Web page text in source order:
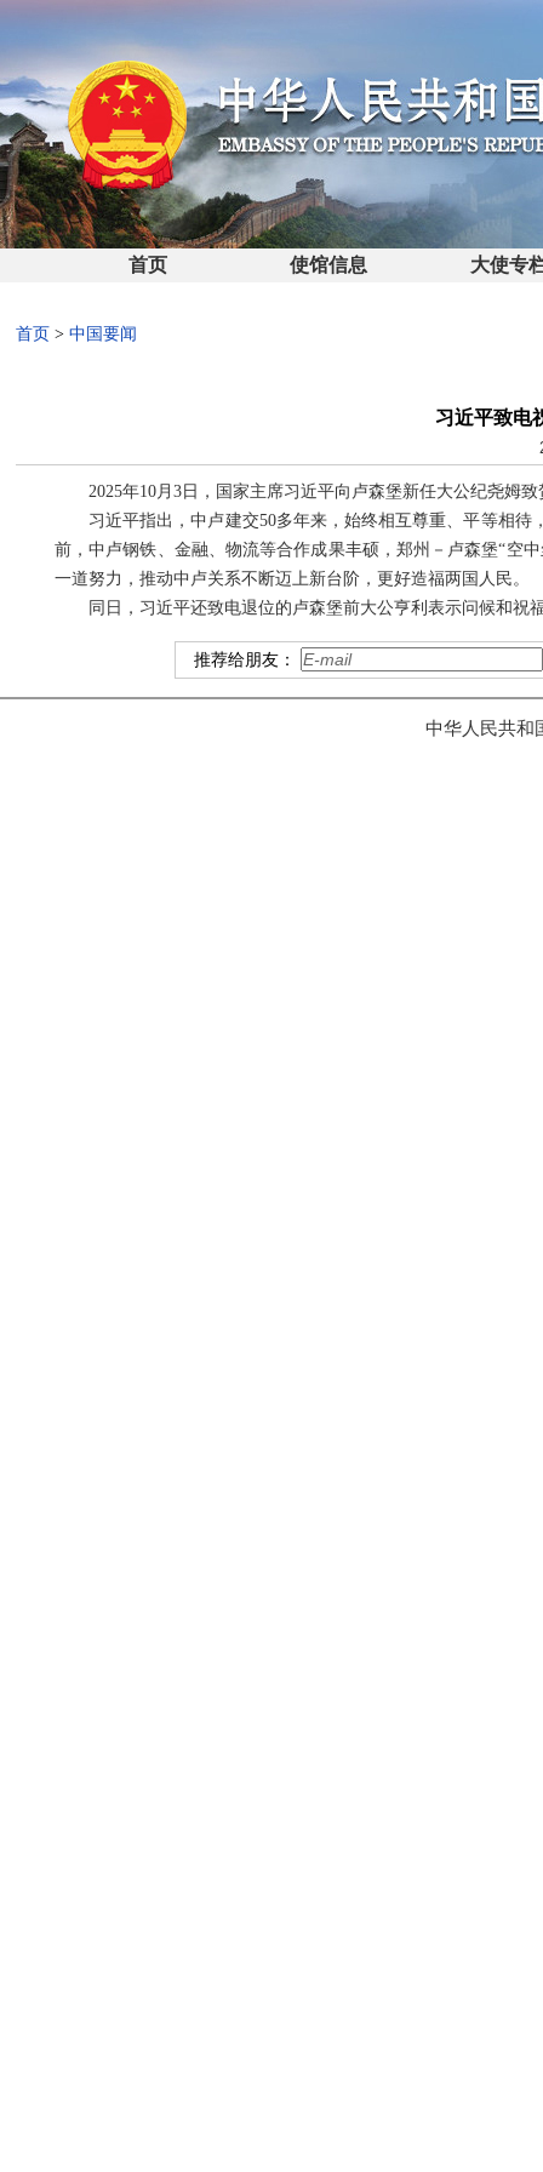
首页 使馆信息 大使专
首页 > 中国要闻
习近平致电
2025年10月3日，国家主席习近平向卢森堡新任大公纪尧姆
习近平指出，中卢建交50多年来，始终相互尊重、平等相
前，中卢钢铁、金融、物流等合作成果丰硕，郑州－卢森堡“空
一道努力，推动中卢关系不断迈上新台阶，更好造福两国人民。
同日，习近平还致电退位的卢森堡前大公亨利表示问候和祝
推荐给朋友：
中华人民共和